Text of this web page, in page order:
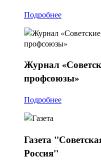
Подробнее
Журнал
профсоюзы»
Подробнее
Газета
Россия"